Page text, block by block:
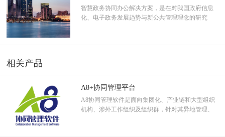
④有效减少市领导审批文件的数量，提高审批效率。
客户价值
统筹建设模式极大节约了资金费用，比较分散建设模式节约经费达
64%以上。
全域、全流程无纸化办公，有效降低纸张、通讯、交通、人力成本，
节约费用在60%以上。
改变传统办公模式，改进管理手段，提升政府行政效率。
客户声音
智慧政务协同办公解决方案，是在对我国政府信息
化、电子政务发展趋势与新公共管理理念的研究
相关产品
A8+协同管理平台
A8协同管理软件是面向集团化、产业链和大型组织
机构、涉外工作组织及组织群，针对其异地管理、